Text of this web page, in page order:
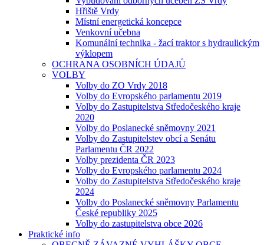
Hřiště Vrdy
Místní energetická koncepce
Venkovní učebna
Komunální technika - žací traktor s hydraulickým
výklopem
OCHRANA OSOBNÍCH ÚDAJŮ
VOLBY
Volby do ZO Vrdy 2018
Volby do Evropského parlamentu 2019
Volby do Zastupitelstva Středočeského kraje
2020
Volby do Poslanecké sněmovny 2021
Volby do Zastupitelstev obcí a Senátu
Parlamentu ČR 2022
Volby prezidenta ČR 2023
Volby do Evropského parlamentu 2024
Volby do Zastupitelstva Středočeského kraje
2024
Volby do Poslanecké sněmovny Parlamentu
České republiky 2025
Volby do zastupitelstva obce 2026
Praktické info